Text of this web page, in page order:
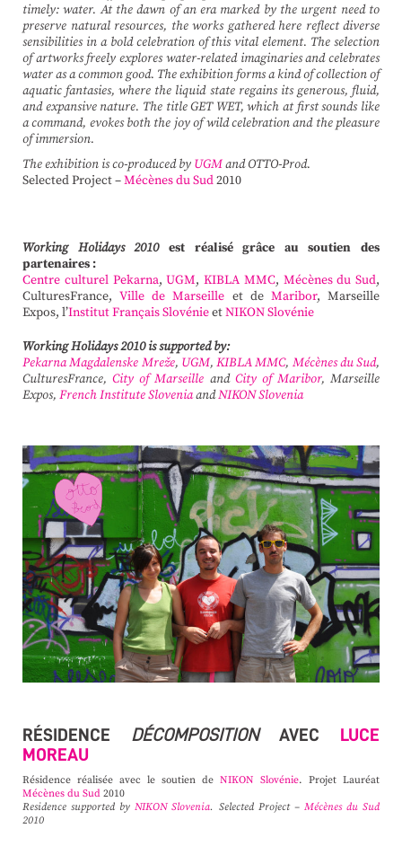
timely: water. At the dawn of an era marked by the urgent need to
preserve natural resources, the works gathered here reflect diverse
sensibilities in a bold celebration of this vital element. The selection
of artworks freely explores water-related imaginaries and celebrates
water as a common good. The exhibition forms a kind of collection of
aquatic fantasies, where the liquid state regains its generous, fluid,
and expansive nature. The title GET WET, which at first sounds like
a command, evokes both the joy of wild celebration and the pleasure
of immersion.
The exhibition is co-produced by UGMand OTTO-Prod.
Selected Project –Mécènes du Sud2010
Working Holidays 2010est réalisé grâce au soutien des
partenaires :
Centre culturel Pekarna,UGM, KIBLA MMC, Mécènes du Sud,
CulturesFrance,Ville de Marseille et de Maribor, Marseille
Expos, l’Institut Français SlovénieetNIKON Slovénie
Working Holidays 2010 is supported by:
Pekarna Magdalenske Mreže, UGM, KIBLA MMC, Mécènes du Sud,
CulturesFrance,City of Marseille and City of Maribor, Marseille
Expos, French Institute SloveniaandNIKON Slovenia
RÉSIDENCE DÉCOMPOSITIONAVEC LUCE
MOREAU
Résidence réalisée avec le soutien de NIKON Slovénie. Projet Lauréat
Mécènes du Sud 2010
Residence supported byNIKON Slovenia. Selected Project – Mécènes du Sud
2010